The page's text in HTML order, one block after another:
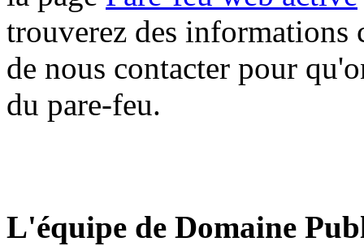
trouverez des informations
de nous contacter pour
du pare-feu.
L'équipe de Domaine